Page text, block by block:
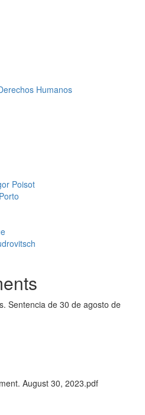
Humanos
Poisot
Sentencia de 30 de agosto de
August 30, 2023.pdf